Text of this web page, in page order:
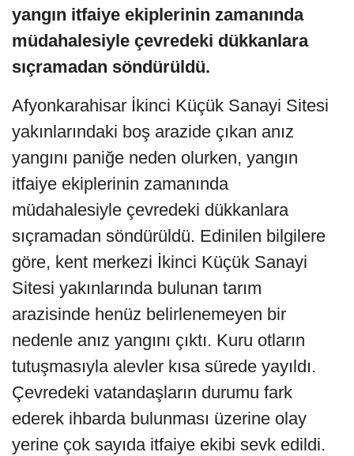
yangın itfaiye ekiplerinin zamanında
müdahalesiyle çevredeki dükkanlara
sıçramadan söndürüldü.
Afyonkarahisar İkinci Küçük Sanayi Sitesi
yakınlarındaki boş arazide çıkan anız
yangını paniğe neden olurken, yangın
itfaiye ekiplerinin zamanında
müdahalesiyle çevredeki dükkanlara
sıçramadan söndürüldü. Edinilen bilgilere
göre, kent merkezi İkinci Küçük Sanayi
Sitesi yakınlarında bulunan tarım
arazisinde henüz belirlenemeyen bir
nedenle anız yangını çıktı. Kuru otların
tutuşmasıyla alevler kısa sürede yayıldı.
Çevredeki vatandaşların durumu fark
ederek ihbarda bulunması üzerine olay
yerine çok sayıda itfaiye ekibi sevk edildi.